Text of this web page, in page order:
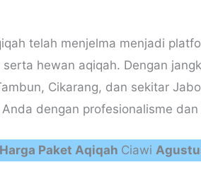
telah menjelma menjadi
hewan aqiqah. Dengan
Cikarang, dan sekitar
dengan profesionalisme
Paket Aqiqah Ciawi